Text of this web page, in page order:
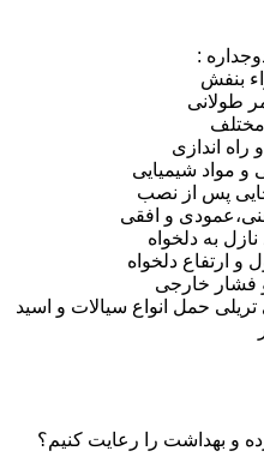
:
بنفش
طولانی
اندازی
و مواد شیمیایی
جایی پس از نصب
و افقی
به دلخواه
ارتفاع دلخواه
فشار خارجی
حمل انواع سیالات و اسید
و بهداشت را رعایت کنیم؟